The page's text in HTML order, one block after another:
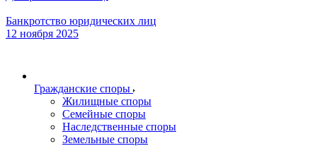
Банкротство юридических лиц
12 ноября 2025
Гражданские споры
Жилищные споры
Семейные споры
Наследственные споры
Земельные споры